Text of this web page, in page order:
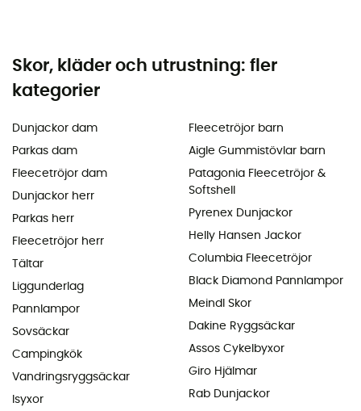
Skor, kläder och utrustning: fler
kategorier
Dunjackor dam
Parkas dam
Fleecetröjor dam
Dunjackor herr
Parkas herr
Fleecetröjor herr
Tältar
Liggunderlag
Pannlampor
Sovsäckar
Campingkök
Vandringsryggsäckar
Isyxor
Fleecetröjor barn
Aigle Gummistövlar barn
Patagonia Fleecetröjor &
Softshell
Pyrenex Dunjackor
Helly Hansen Jackor
Columbia Fleecetröjor
Black Diamond Pannlampor
Meindl Skor
Dakine Ryggsäckar
Assos Cykelbyxor
Giro Hjälmar
Rab Dunjackor